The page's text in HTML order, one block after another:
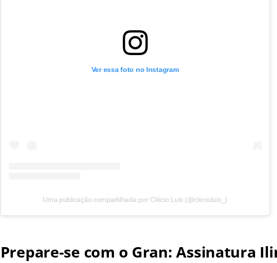
Ver essa foto no Instagram
Uma publicação compartilhada por Clécio Luis (@clecioluis_)
Prepare-se com o Gran: Assinatura